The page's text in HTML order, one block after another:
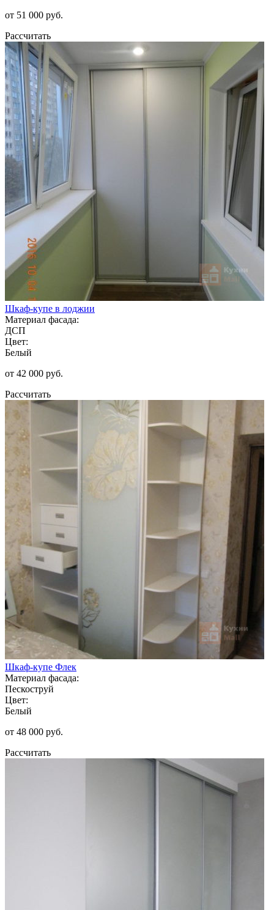
от 51 000 руб.
Рассчитать
Шкаф-купе в лоджии
Материал фасада:
ДСП
Цвет:
Белый
от 42 000 руб.
Рассчитать
Шкаф-купе Флек
Материал фасада:
Пескоструй
Цвет:
Белый
от 48 000 руб.
Рассчитать